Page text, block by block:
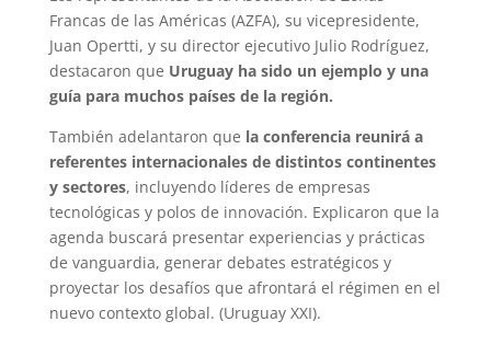
Francas de las Américas (AZFA), su vicepresidente,
Juan Opertti, y su director ejecutivo Julio Rodríguez,
destacaron que Uruguay ha sido un ejemplo y una
guía para muchos países de la región.
También adelantaron que la conferencia reunirá a
referentes internacionales de distintos continentes
y sectores, incluyendo líderes de empresas
tecnológicas y polos de innovación. Explicaron que la
agenda buscará presentar experiencias y prácticas
de vanguardia, generar debates estratégicos y
proyectar los desafíos que afrontará el régimen en el
nuevo contexto global. (Uruguay XXI).